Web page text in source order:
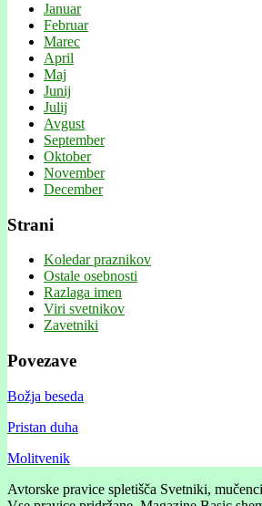
Januar
Februar
Marec
April
Maj
Junij
Julij
Avgust
September
Oktober
November
December
Strani
Koledar praznikov
Ostale osebnosti
Razlaga imen
Viri svetnikov
Zavetniki
Povezave
Božja beseda
Pristan duha
Molitvenik
Avtorske pravice spletišča Svetniki,